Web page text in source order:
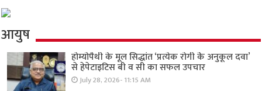
आयुष
होम्योपैथी के मूल सिद्धांत ‘प्रत्येक रोगी केे अनुकूल दवा’
से हेपेटाइटिस बी व सी का सफल उपचार
July 28, 2026- 11:15 AM